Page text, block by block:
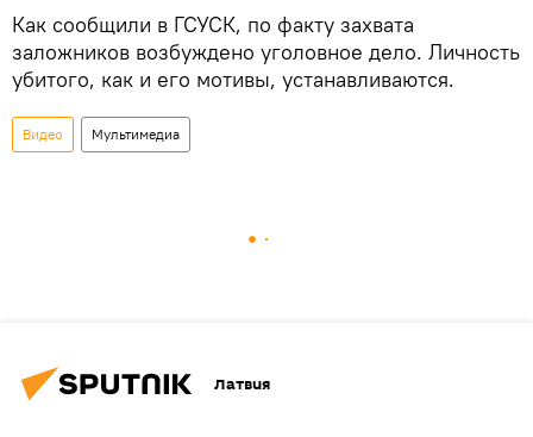
Как сообщили в ГСУСК, по факту захвата
заложников возбуждено уголовное дело. Личность
убитого, как и его мотивы, устанавливаются.
Видео Мультимедиа
Латвия